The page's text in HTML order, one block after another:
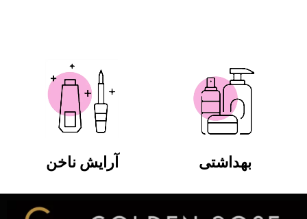
بهداشتی آرایش ناخن